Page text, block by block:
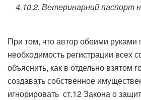
4.10.2. Ветеринарний паспорт
При том, что автор обеими руками
необходимость регистрации всех
объяснить, как в отдельно взятом
создавать собственное
игнорировать ст.12 Закона о